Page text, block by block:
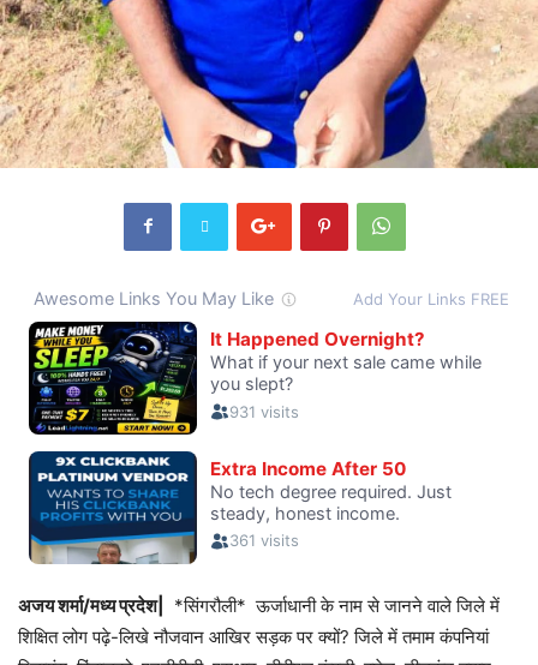
अजय शर्मा/मध्य प्रदेश|
*सिंगरौली* ऊर्जाधानी के नाम से जानने वाले जिले में
शिक्षित लोग पढ़े-लिखे नौजवान आखिर सड़क पर क्यों? जिले में तमाम कंपनियां